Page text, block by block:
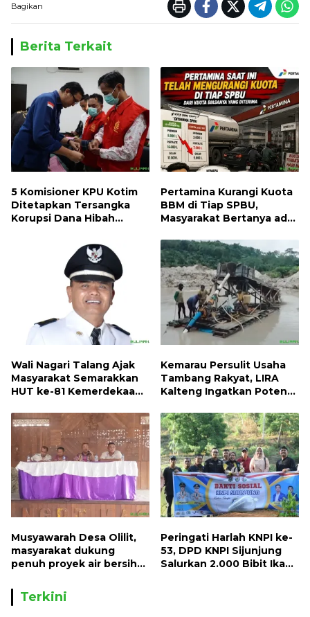
Bagikan
Berita Terkait
5 Komisioner KPU Kotim
Ditetapkan Tersangka
Korupsi Dana Hibah
ditaksir 10 Milyard
Pertamina Kurangi Kuota
BBM di Tiap SPBU,
Masyarakat Bertanya ada
Wali Nagari Talang Ajak
Masyarakat Semarakkan
HUT ke-81 Kemerdekaan
Bendera Merah Putih
Kemarau Persulit Usaha
Tambang Rakyat, LIRA
Kalteng Ingatkan Potensi
Hidup
Musyawarah Desa Olilit,
masyarakat dukung
penuh proyek air bersih
Peringati Harlah KNPI ke-
53, DPD KNPI Sijunjung
Salurkan 2.000 Bibit Ikan
Terkini